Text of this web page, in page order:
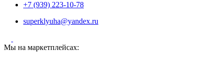
+7 (939) 223-10-78
superklyuha@yandex.ru
Мы на маркетплейсах: